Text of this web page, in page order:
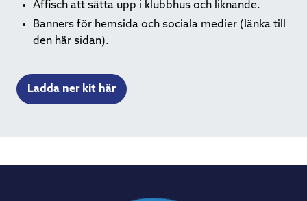
Affisch att sätta upp i klubbhus och liknande.
Banners för hemsida och sociala medier (länka till
den här sidan).
Ladda ner kit här